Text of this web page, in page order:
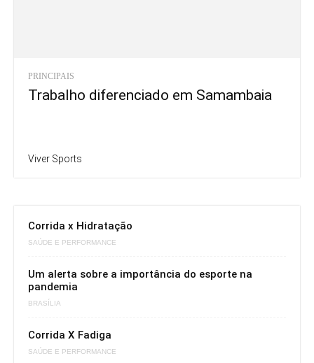
PRINCIPAIS
Trabalho diferenciado em Samambaia
Viver Sports
Corrida x Hidratação
SAÚDE E PERFORMANCE
Um alerta sobre a importância do esporte na
pandemia
BRASÍLIA
Corrida X Fadiga
SAÚDE E PERFORMANCE